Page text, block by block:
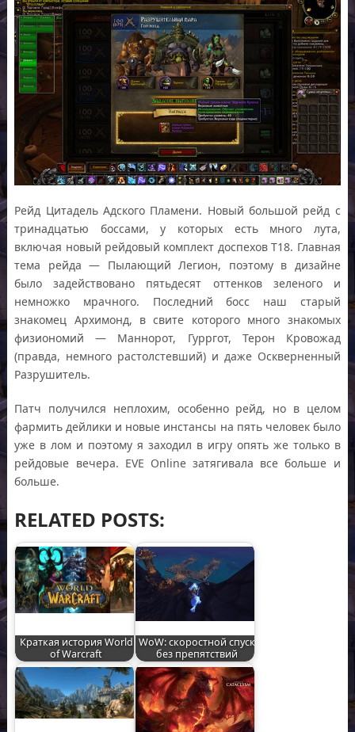
Рейд Цитадель Адского Пламени. Новый большой рейд с
тринадцатью боссами, у которых есть много лута,
включая новый рейдовый комплект доспехов Т18. Главная
тема рейда — Пылающий Легион, поэтому в дизайне
было задействовано пятьдесят оттенков зеленого и
немножко мрачного. Последний босс наш старый
знакомец Архимонд, в свите которого много знакомых
физиономий — Маннорот, Гурргот, Терон Кровожад
(правда, немного растолстевший) и даже Оскверненный
Разрушитель.
Патч получился неплохим, особенно рейд, но в целом
фармить дейлики и новые инстансы на пять человек было
уже в лом и поэтому я заходил в игру опять же только в
рейдовые вечера. EVE Online затягивала все больше и
больше.
RELATED POSTS:
Краткая история World
of Warcraft
WoW: скоростной спуск
без препятствий